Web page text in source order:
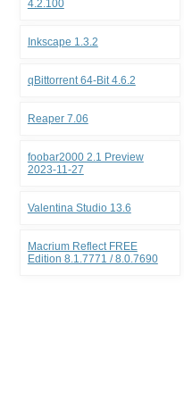
4.2.100
Inkscape 1.3.2
qBittorrent 64-Bit 4.6.2
Reaper 7.06
foobar2000 2.1 Preview
2023-11-27
Valentina Studio 13.6
Macrium Reflect FREE
Edition 8.1.7771 / 8.0.7690